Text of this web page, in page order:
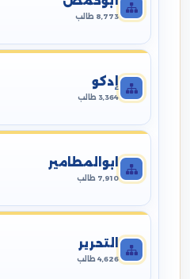
8,773 طالب
إدكو
3,364 طالب
ابوالمطامير
7,910 طالب
التحرير
4,626 طالب